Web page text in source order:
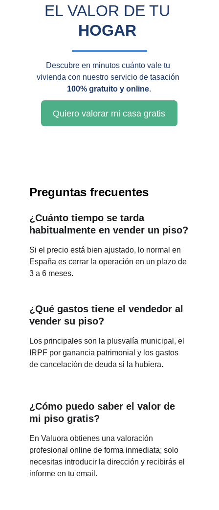
EL VALOR DE TU
HOGAR
Quiero valorar mi casa gratis
Descubre en minutos cuánto vale tu
vivienda con nuestro servicio de tasación
100% gratuito y online.
Preguntas frecuentes
¿Cuánto tiempo se tarda
habitualmente en vender un piso?
Si el precio está bien ajustado, lo normal en
España es cerrar la operación en un plazo de
3 a 6 meses.
¿Qué gastos tiene el vendedor al
vender su piso?
Los principales son la plusvalía municipal, el
IRPF por ganancia patrimonial y los gastos
de cancelación de deuda si la hubiera.
¿Cómo puedo saber el valor de
mi piso gratis?
En Valuora obtienes una valoración
profesional online de forma inmediata; solo
necesitas introducir la dirección y recibirás el
informe en tu email.